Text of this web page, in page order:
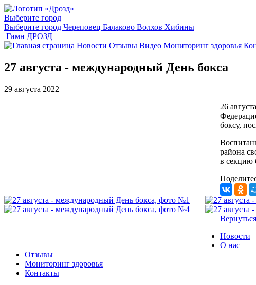
Выберите город
Выберите город Череповец Балаково Волхов Хибины
Гимн ДРОЗД
Новости Отзывы Видео Мониторинг здоровья
27 августа - международный День бокса
29 августа 2022
26
боксу,
района
в секцию
Новости
О нас
Отзывы
Мониторинг здоровья
Контакты